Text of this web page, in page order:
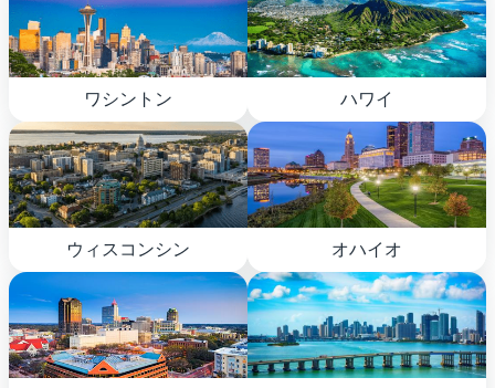
ワシントン ハワイ
ウィスコンシン オハイオ